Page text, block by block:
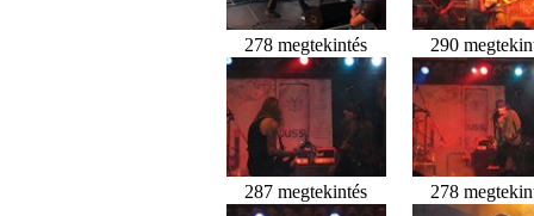
278 megtekintés 290
287 megtekintés 278